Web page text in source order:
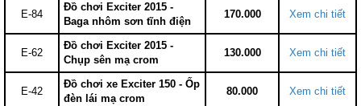
E-84
Đồ chơi Exciter 2015 -
Baga nhôm sơn tĩnh điện
170.000 Xem chi tiết
E-62
Đồ chơi Exciter 2015 -
Chụp sên mạ crom
130.000 Xem chi tiết
E-42
Đồ chơi xe Exciter 150 - Ốp
đèn lái mạ crom
80.000 Xem chi tiết